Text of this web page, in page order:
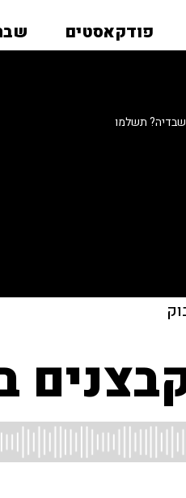
פודקאסטים
תשלמו